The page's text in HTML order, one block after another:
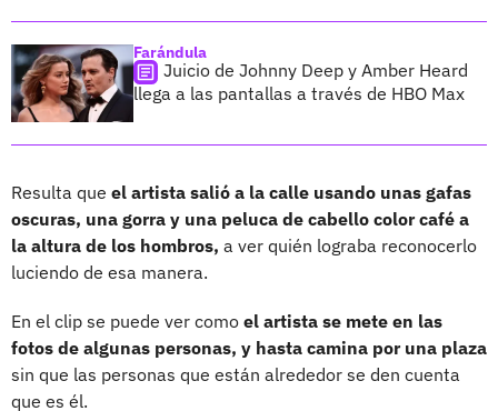
Farándula
Juicio de Johnny Deep y Amber Heard
llega a las pantallas a través de HBO Max
Resulta que el artista salió a la calle usando unas gafas
oscuras, una gorra y una peluca de cabello color café a
la altura de los hombros, a ver quién lograba reconocerlo
luciendo de esa manera.
En el clip se puede ver como el artista se mete en las
fotos de algunas personas, y hasta camina por una plaza
sin que las personas que están alrededor se den cuenta
que es él.